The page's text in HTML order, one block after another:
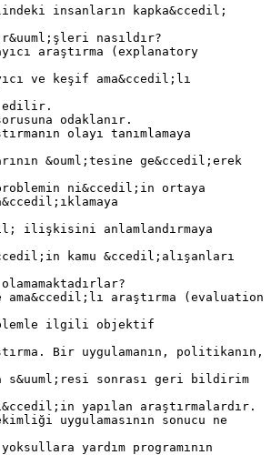
insanların kapka&ccedil;
nasıldır?
araştırma (explanatory
ve keşif ama&ccedil;lı
edilir.
odaklanır.
olayı tanımlamaya
&ouml;tesine ge&ccedil;erek
ni&ccedil;in ortaya
ilişkisini anlamlandırmaya
kamu &ccedil;alışanları
ama&ccedil;lı araştırma (evaluation
ilgili objektif
Bir uygulamanın, politikanın,
s&uuml;resi sonrası geri bildirim
yapılan araştırmalardır.
uygulamasının sonucu ne
yardım programının